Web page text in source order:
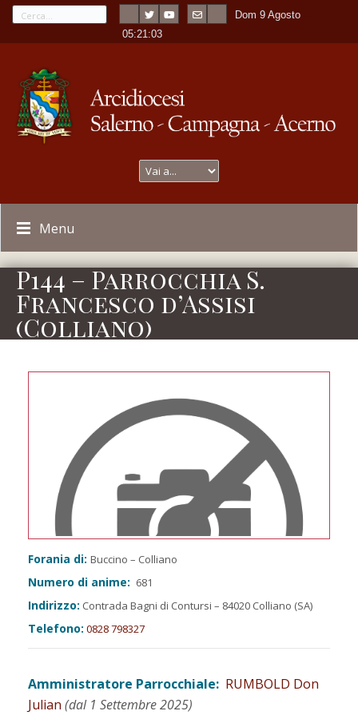
Dom 9 Agosto
-05:21:03
Menu
P144 – Parrocchia S.
Francesco d’Assisi
(Colliano)
Forania di: Buccino – Colliano
Numero di anime: 681
Indirizzo: Contrada Bagni di Contursi – 84020 Colliano (SA)
Telefono: 0828 798327
Amministratore Parrocchiale: RUMBOLD Don
Julian (dal 1 Settembre 2025)